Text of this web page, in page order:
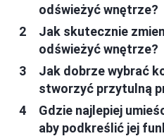
odświeżyć wnętrze?
Jak skutecznie
odświeżyć wnętrze?
Jak dobrze wybrać
stworzyć przytulną
Gdzie najlepiej
aby podkreślić jej